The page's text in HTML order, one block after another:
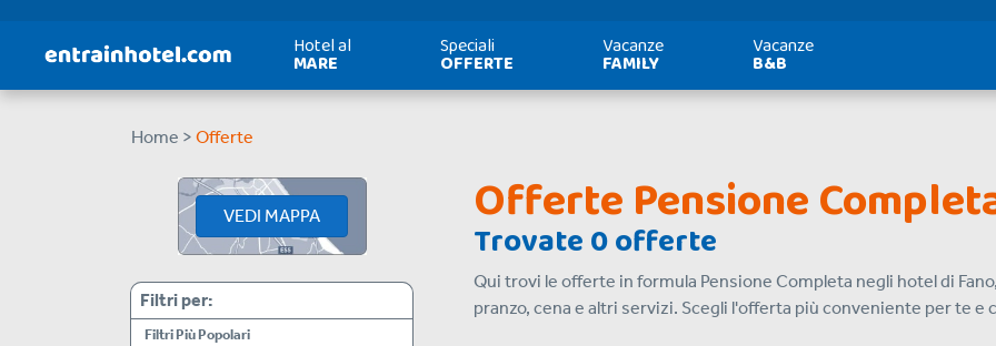
Hotel al
MARE
Speciali
OFFERTE
Vacanze
FAMILY
Vacanze
B&B
Home > Offerte
VEDI MAPPA
Filtri per:
Filtri Più Popolari
Offerte Pensione
Trovate 0 offerte
Qui trovi le offerte in formula Pensione Completa negli hotel di
pranzo, cena e altri servizi. Scegli l'offerta più conveniente per te e